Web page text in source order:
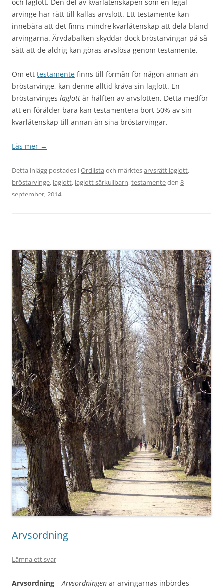
och laglott. Den del av kvarlåtenskapen som en legal
arvinge har rätt till kallas arvslott. Ett testamente kan
innebära att det finns mindre kvarlåtenskap att dela bland
arvingarna. Ärvdabalken skyddar dock bröstarvingar på så
sätt att de aldrig kan göras arvslösa genom testamente.
Om ett testamente finns till förmån för någon annan än
bröstarvinge, kan denne alltid kräva sin laglott. En
bröstarvinges laglott är hälften av arvslotten. Detta medför
att en förälder bara kan testamentera bort 50% av sin
kvarlåtenskap till annan än sina bröstarvingar.
Läs mer →
Detta inlägg postades iOrdlista och märktesarvsrätt laglott,
bröstarvinge, laglott, laglott särkullbarn,testamenteden 8
september, 2014.
Arvsordning
Lämna ett svar
Arvsordning – Arvsordningen är arvingarnas inbördes